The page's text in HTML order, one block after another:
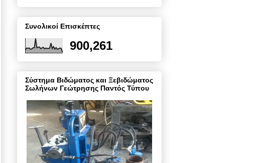
Συνολικοί Επισκέπτες
900,261
Σύστημα Βιδώματος και Ξεβιδώματος
Σωλήνων Γεώτρησης Παντός Τύπου